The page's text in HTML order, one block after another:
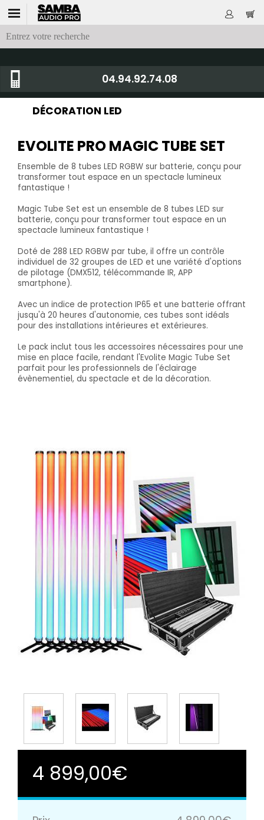
04.94.92.74.08
DÉCORATION LED
EVOLITE PRO MAGIC TUBE SET
Ensemble de 8 tubes LED RGBW sur batterie, conçu pour
transformer tout espace en un spectacle lumineux
fantastique !
Magic Tube Set est un ensemble de 8 tubes LED sur
batterie, conçu pour transformer tout espace en un
spectacle lumineux fantastique !
Doté de 288 LED RGBW par tube, il offre un contrôle
individuel de 32 groupes de LED et une variété d'options
de pilotage (DMX512, télécommande IR, APP
smartphone).
Avec un indice de protection IP65 et une batterie offrant
jusqu'à 20 heures d'autonomie, ces tubes sont idéals
pour des installations intérieures et extérieures.
Le pack inclut tous les accessoires nécessaires pour une
mise en place facile, rendant l'Evolite Magic Tube Set
parfait pour les professionnels de l'éclairage
évènementiel, du spectacle et de la décoration.
4 899,00€